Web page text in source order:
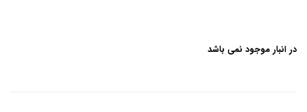
در انبار موجود نمی باشد